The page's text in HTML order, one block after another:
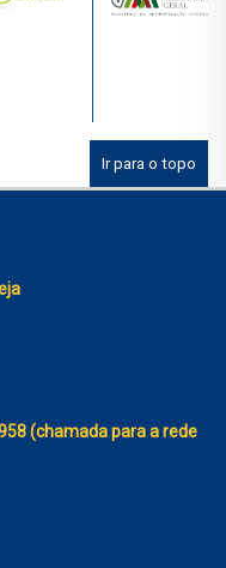
Ir para o topo
(chamada para a rede